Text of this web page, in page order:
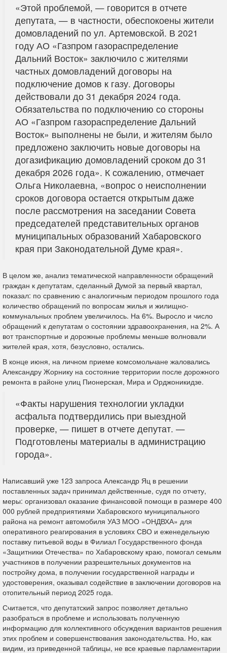
«Этой проблемой, — говорится в отчете
депутата, — в частности, обеспокоены жители
домовладений по ул. Артемовской. В 2021
году АО «Газпром газораспределение
Дальний Восток» заключило с жителями
частных домовладений договоры на
подключение домов к газу. Договоры
действовали до 31 декабря 2024 года.
Обязательства по подключению со стороны
АО «Газпром газораспределение Дальний
Восток» выполнены не были, и жителям было
предложено заключить новые договоры на
догазификацию домовладений сроком до 31
декабря 2026 года». К сожалению, отмечает
Ольга Николаевна, «вопрос о неисполнении
сроков договора остается открытым даже
после рассмотрения на заседании Совета
председателей представительных органов
муниципальных образований Хабаровского
края при Законодательной Думе края».
В целом же, анализ тематической направленности обращений
граждан к депутатам, сделанный Думой за первый квартал,
показал: по сравнению с аналогичным периодом прошлого года
количество обращений по вопросам жилья и жилищно-
коммунальных проблем увеличилось. На 6%. Выросло и число
обращений к депутатам о состоянии здравоохранения, на 2%. А
вот транспортные и дорожные проблемы меньше волновали
жителей края, хотя, безусловно, остались.
В конце июня, на личном приеме комсомольчане жаловались
Александру Жорнику на состояние территории после дорожного
ремонта в районе улиц Пионерская, Мира и Орджоникидзе.
«Факты нарушения технологии укладки
асфальта подтвердились при выездной
проверке, — пишет в отчете депутат. —
Подготовлены материалы в администрацию
города».
Написавший уже 123 запроса Александр Яц в решении
поставленных задач принимал действенные, судя по отчету,
меры: организовал оказание финансовой помощи в размере 400
000 рублей предприятиями Хабаровского муниципального
района на ремонт автомобиля УАЗ МОО «ОНДВХА» для
оперативного реагирования в условиях СВО и еженедельную
поставку питьевой воды в Филиал Государственного фонда
«Защитники Отечества» по Хабаровскому краю, помогал семьям
участников в получении разрешительных документов на
постройку дома, в получении государственной награды и
удостоверения, оказывал содействие в заключении договоров на
отопительный период 2025 года.
Считается, что депутатский запрос позволяет детально
разобраться в проблеме и использовать полученную
информацию для коллективного обсуждения вариантов решения
этих проблем и совершенствования законодательства. Но, как
видим, из приведенной таблицы, не все краевые парламентарии